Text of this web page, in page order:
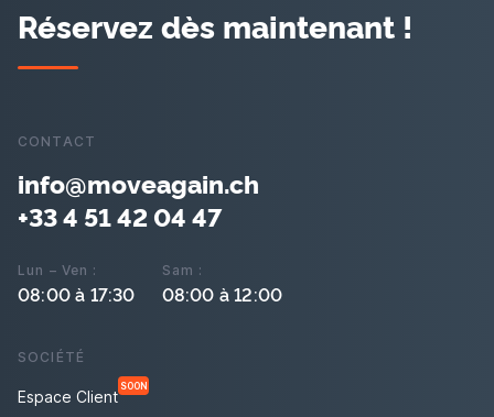
Réservez dès maintenant !
CONTACT
info@moveagain.ch
+33 4 51 42 04 47
Lun – Ven :
08:00 à 17:30
Sam :
08:00 à 12:00
SOCIÉTÉ
Espace Client
SOON